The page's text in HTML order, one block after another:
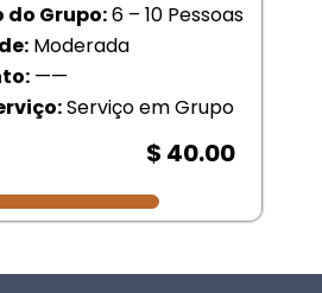
Grupo:6 – 10 Pessoas
Moderada
——
Serviço em Grupo
$ 40.00